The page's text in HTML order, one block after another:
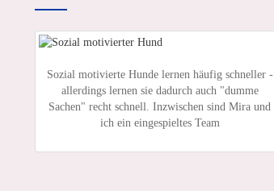
Sozial motivierte Hunde lernen häufig schneller -
allerdings lernen sie dadurch auch "dumme
Sachen" recht schnell. Inzwischen sind Mira und
ich ein eingespieltes Team